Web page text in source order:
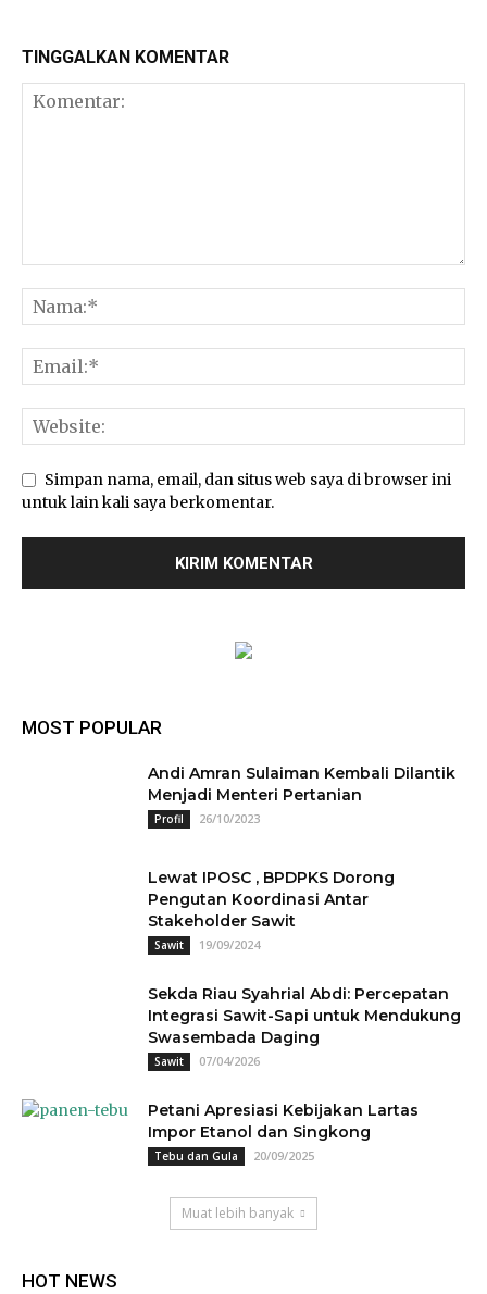
TINGGALKAN KOMENTAR
Simpan nama, email, dan situs web saya di browser ini
untuk lain kali saya berkomentar.
MOST POPULAR
Andi Amran Sulaiman Kembali Dilantik
Menjadi Menteri Pertanian
Profil 26/10/2023
Lewat IPOSC , BPDPKS Dorong
Pengutan Koordinasi Antar
Stakeholder Sawit
Sawit 19/09/2024
Sekda Riau Syahrial Abdi: Percepatan
Integrasi Sawit-Sapi untuk Mendukung
Swasembada Daging
Sawit 07/04/2026
Petani Apresiasi Kebijakan Lartas
Impor Etanol dan Singkong
Tebu dan Gula 20/09/2025
Muat lebih banyak
HOT NEWS